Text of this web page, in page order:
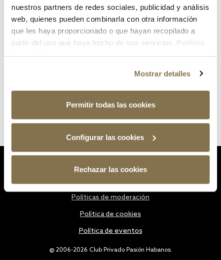
nuestros partners de redes sociales, publicidad y análisis
web, quienes pueden combinarla con otra información
que les haya proporcionado o que hayan recopilado a
partir del uso que haya hecho de sus servicios. Política
Mostrar detalles
Permitir todas las cookies
Configurar las cookies
Rechazar las cookies
¿Has olvidado tu contraseña?
@ 2006-2026 Club Privado Pasión Habanos.
Políticas de moderación
Política de cookies
Política de eventos